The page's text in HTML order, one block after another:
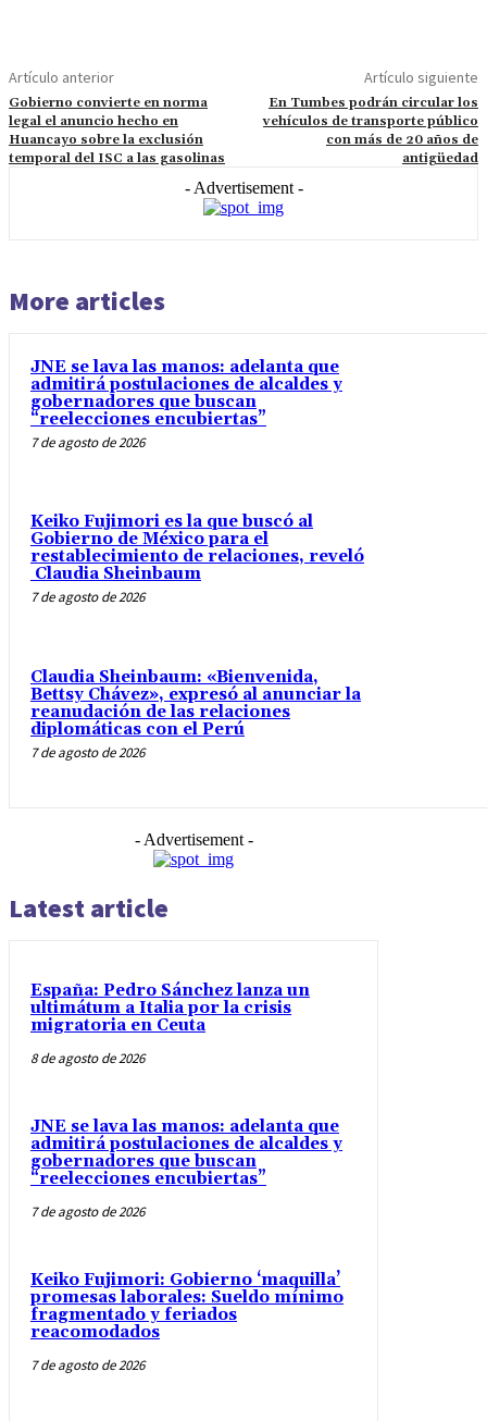
Artículo anterior
Gobierno convierte en norma
legal el anuncio hecho en
Huancayo sobre la exclusión
temporal del ISC a las gasolinas
Artículo siguiente
En Tumbes podrán circular los
vehículos de transporte público
con más de 20 años de
antigüedad
- Advertisement -
More articles
JNE se lava las manos: adelanta que
admitirá postulaciones de alcaldes y
gobernadores que buscan
“reelecciones encubiertas”
7 de agosto de 2026
Keiko Fujimori es la que buscó al
Gobierno de México para el
restablecimiento de relaciones, reveló
Claudia Sheinbaum
7 de agosto de 2026
Claudia Sheinbaum: «Bienvenida,
Bettsy Chávez», expresó al anunciar la
reanudación de las relaciones
diplomáticas con el Perú
7 de agosto de 2026
- Advertisement -
Latest article
España: Pedro Sánchez lanza un
ultimátum a Italia por la crisis
migratoria en Ceuta
8 de agosto de 2026
JNE se lava las manos: adelanta que
admitirá postulaciones de alcaldes y
gobernadores que buscan
“reelecciones encubiertas”
7 de agosto de 2026
Keiko Fujimori: Gobierno ‘maquilla’
promesas laborales: Sueldo mínimo
fragmentado y feriados
reacomodados
7 de agosto de 2026